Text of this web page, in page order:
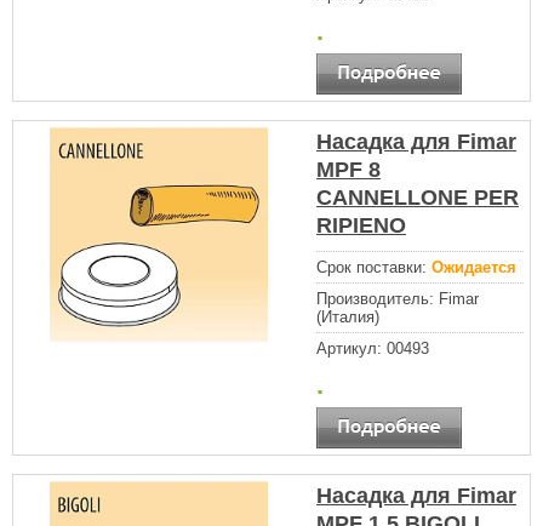
.
Насадка для Fimar
MPF 8
CANNELLONE PER
RIPIENO
Срок поставки: Ожидается
Производитель: Fimar
(Италия)
Артикул: 00493
.
Насадка для Fimar